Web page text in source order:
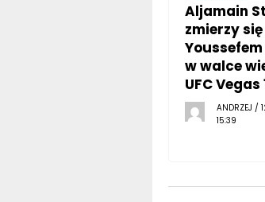
Aljamain
zmierzy się
w walce
UFC Vegas
ANDRZEJ /
15:39